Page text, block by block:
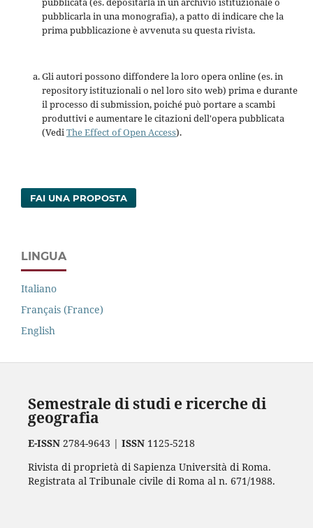
pubblicarla in una monografia), a patto di indicare che la
prima pubblicazione è avvenuta su questa rivista.
Gli autori possono diffondere la loro opera online (es. in
repository istituzionali o nel loro sito web) prima e durante
il processo di submission, poiché può portare a scambi
produttivi e aumentare le citazioni dell'opera pubblicata
(VediThe Effect of Open Access).
FAI UNA PROPOSTA
LINGUA
Italiano
Français (France)
English
Semestrale di studi e ricerche di
geografia
E-ISSN2784-9643 | ISSN1125-5218
Rivista di proprietà di Sapienza Università di Roma.
Registrata al Tribunale civile di Roma al n. 671/1988.